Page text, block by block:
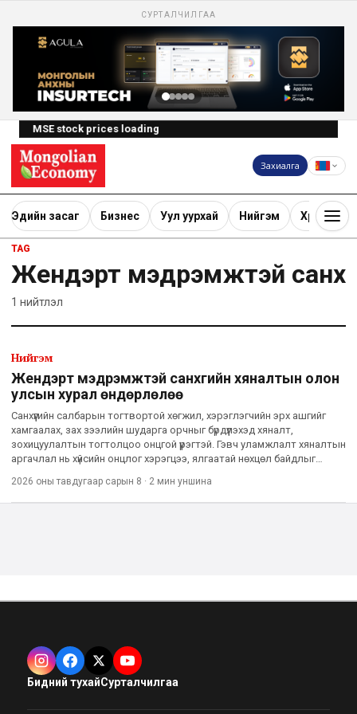
СУРТАЛЧИЛГАА
MSE stock prices loading
Захиалга
Эдийн засаг Бизнес Уул уурхай Нийгэм Хөрөнгө
TAG
Жендэрт мэдрэмжтэй санхүү
1 нийтлэл
Нийгэм
Жендэрт мэдрэмжтэй санхүүгийн хяналтын олон
улсын хурал өндөрлөлөө
Санхүүгийн салбарын тогтвортой хөгжил, хэрэглэгчийн эрх ашгийг
хамгаалах, зах зээлийн шударга орчныг бүрдүүлэхэд хяналт,
зохицуулалтын тогтолцоо онцгой үүрэгтэй. Гэвч уламжлалт хяналтын
аргачлал нь хүйсийн онцлог хэрэгцээ, ялгаатай нөхцөл байдлыг
2026 оны тавдугаар сарын 8 · 2 мин уншина
Бидний тухайСурталчилгаа